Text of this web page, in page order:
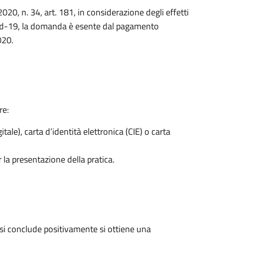
n. 34, art. 181, in considerazione degli effetti
19, la domanda è esente dal pagamento
carta d’identità elettronica (CIE) o carta
presentazione della pratica.
conclude positivamente si ottiene una